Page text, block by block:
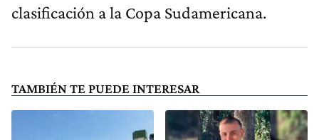
clasificación a la Copa Sudamericana.
TAMBIÉN TE PUEDE INTERESAR